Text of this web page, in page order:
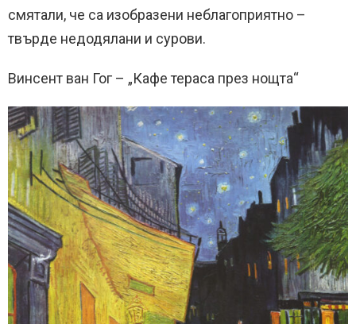
смятали, че са изобразени неблагоприятно –
твърде недодялани и сурови.
Винсент ван Гог – „Кафе тераса през нощта“